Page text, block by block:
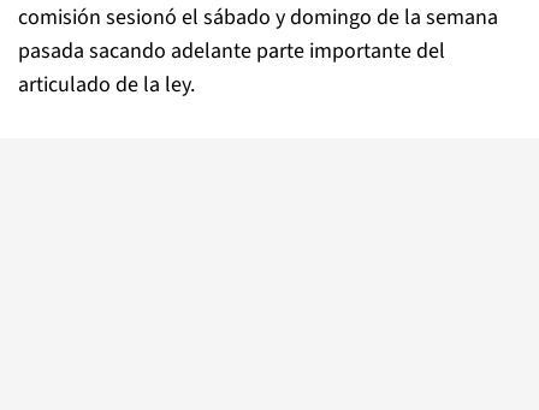
comisión sesionó el sábado y domingo de la semana
pasada sacando adelante parte importante del
articulado de la ley.